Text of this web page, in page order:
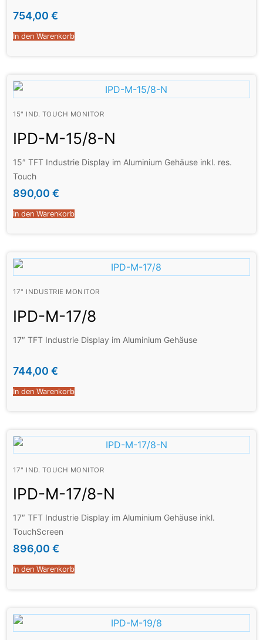
754,00 €
In den Warenkorb
15" IND. TOUCH MONITOR
IPD-M-15/8-N
15″ TFT Industrie Display im Aluminium Gehäuse inkl. res.
Touch
890,00 €
In den Warenkorb
17" INDUSTRIE MONITOR
IPD-M-17/8
17″ TFT Industrie Display im Aluminium Gehäuse
744,00 €
In den Warenkorb
17" IND. TOUCH MONITOR
IPD-M-17/8-N
17″ TFT Industrie Display im Aluminium Gehäuse inkl.
TouchScreen
896,00 €
In den Warenkorb